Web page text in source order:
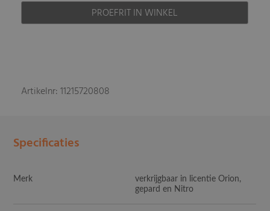
PROEFRIT IN WINKEL
Artikelnr: 11215720808
Specificaties
Merk
verkrijgbaar in licentie Orion,
gepard en Nitro